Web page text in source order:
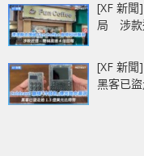
[XF 新
局 涉款
[XF 新
黑客已